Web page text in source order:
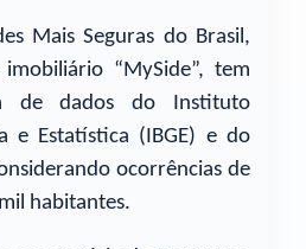
Mais Seguras do Brasil,
“MySide”, tem
de dados do Instituto
e Estatística (IBGE) e do
ocorrências de
habitantes.